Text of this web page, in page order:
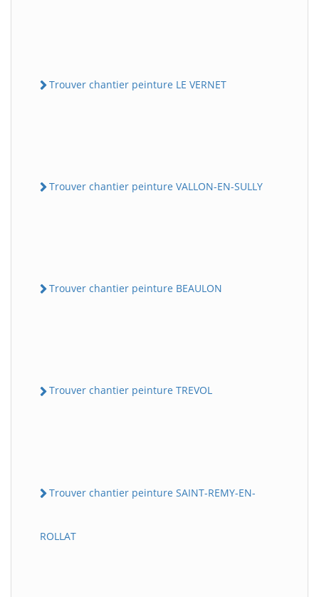
Trouver chantier peinture LE VERNET
Trouver chantier peinture VALLON-EN-SULLY
Trouver chantier peinture BEAULON
Trouver chantier peinture TREVOL
Trouver chantier peinture SAINT-REMY-EN-
ROLLAT